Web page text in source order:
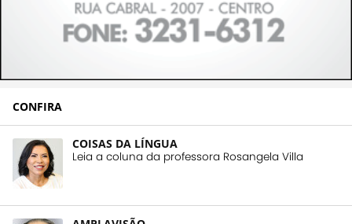
CONFIRA
COISAS DA LÍNGUA
Leia a coluna da professora Rosangela Villa